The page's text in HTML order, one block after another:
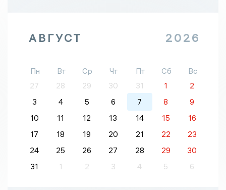
АВГУСТ 2026
Пн Вт Ср Чт Пт Сб
Вс
27
28 29 30 31 1
2
3
4 5 6 7 8
9
10
11 12 13 14 15
16
17
18 19 20 21 22
23
24
25 26 27 28 29
30
31
1 2 3 4 5 6